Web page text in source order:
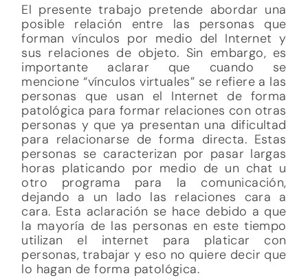
El presente trabajo pretende abordar una
posible relación entre las personas que
forman vínculos por medio del Internet y
sus relaciones de objeto. Sin embargo, es
importante aclarar que cuando se
mencione “vínculos virtuales” se refiere a las
personas que usan el Internet de forma
patológica para formar relaciones con otras
personas y que ya presentan una dificultad
para relacionarse de forma directa. Estas
personas se caracterizan por pasar largas
horas platicando por medio de un chat u
otro programa para la comunicación,
dejando a un lado las relaciones cara a
cara. Esta aclaración se hace debido a que
la mayoría de las personas en este tiempo
utilizan el internet para platicar con
personas, trabajar y eso no quiere decir que
lo hagan de forma patológica.